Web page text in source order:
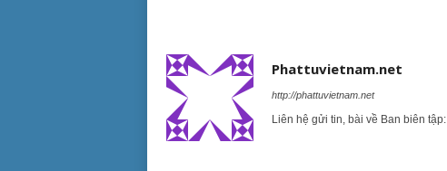
Phattuvietnam.net
http://phattuvietnam.net
Liên hệ gửi tin, bài về Ban biên tập: